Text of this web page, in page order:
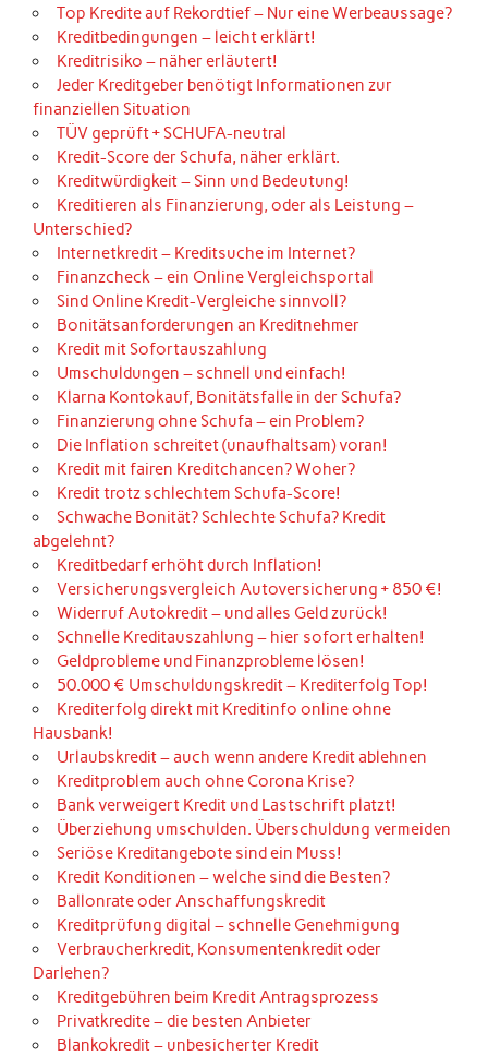
Top Kredite auf Rekordtief – Nur eine Werbeaussage?
Kreditbedingungen – leicht erklärt!
Kreditrisiko – näher erläutert!
Jeder Kreditgeber benötigt Informationen zur
finanziellen Situation
TÜV geprüft + SCHUFA-neutral
Kredit-Score der Schufa, näher erklärt.
Kreditwürdigkeit – Sinn und Bedeutung!
Kreditieren als Finanzierung, oder als Leistung –
Unterschied?
Internetkredit – Kreditsuche im Internet?
Finanzcheck – ein Online Vergleichsportal
Sind Online Kredit-Vergleiche sinnvoll?
Bonitätsanforderungen an Kreditnehmer
Kredit mit Sofortauszahlung
Umschuldungen – schnell und einfach!
Klarna Kontokauf, Bonitätsfalle in der Schufa?
Finanzierung ohne Schufa – ein Problem?
Die Inflation schreitet (unaufhaltsam) voran!
Kredit mit fairen Kreditchancen? Woher?
Kredit trotz schlechtem Schufa-Score!
Schwache Bonität? Schlechte Schufa? Kredit
abgelehnt?
Kreditbedarf erhöht durch Inflation!
Versicherungsvergleich Autoversicherung + 850 €!
Widerruf Autokredit – und alles Geld zurück!
Schnelle Kreditauszahlung – hier sofort erhalten!
Geldprobleme und Finanzprobleme lösen!
50.000 € Umschuldungskredit – Krediterfolg Top!
Krediterfolg direkt mit Kreditinfo online ohne
Hausbank!
Urlaubskredit – auch wenn andere Kredit ablehnen
Kreditproblem auch ohne Corona Krise?
Bank verweigert Kredit und Lastschrift platzt!
Überziehung umschulden. Überschuldung vermeiden
Seriöse Kreditangebote sind ein Muss!
Kredit Konditionen – welche sind die Besten?
Ballonrate oder Anschaffungskredit
Kreditprüfung digital – schnelle Genehmigung
Verbraucherkredit, Konsumentenkredit oder
Darlehen?
Kreditgebühren beim Kredit Antragsprozess
Privatkredite – die besten Anbieter
Blankokredit – unbesicherter Kredit